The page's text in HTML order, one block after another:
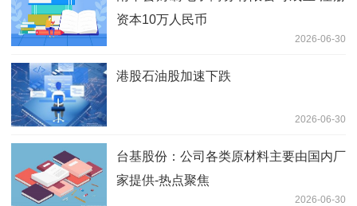
资本10万人民币
2026-06-30
港股石油股加速下跌
2026-06-30
台基股份：公司各类原材料主要由国内厂
家提供-热点聚焦
2026-06-30